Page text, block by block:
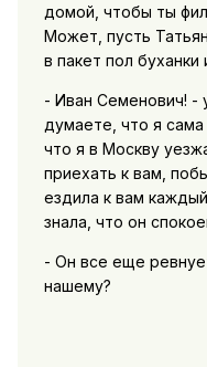
домой, чтобы ты
Может, пусть
в пакет пол
- Иван Семенович! -
думаете, что я сама
что я в Москву
приехать к вам,
ездила к вам
знала, что он
- Он все еще
нашему?